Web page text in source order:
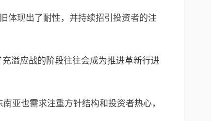
体现出了耐性，并持续招引投资者的注
溢应战的阶段往往会成为推进革新行进
亚也需求注重方针结构和投资者热心，